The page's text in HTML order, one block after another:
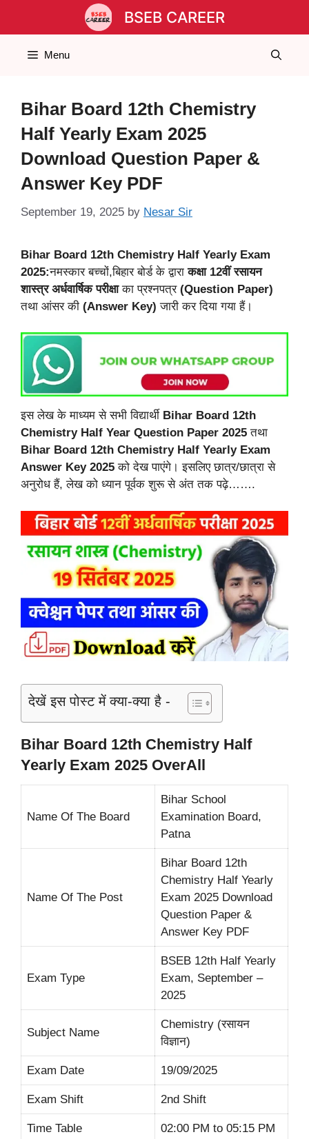
BSEB CAREER
Menu
Bihar Board 12th Chemistry
Half Yearly Exam 2025
Download Question Paper &
Answer Key PDF
September 19, 2025 by Nesar Sir
Bihar Board 12th Chemistry Half Yearly Exam
2025:नमस्कार बच्चों,बिहार बोर्ड के द्वाराकक्षा 12वीं रसायन
शास्त्र अर्धवार्षिक परीक्षाका प्रश्नपत्र(Question Paper)
तथा आंसर की (Answer Key)जारी कर दिया गया हैं।
इस लेख के माध्यम से सभी विद्यार्थी Bihar Board 12th
Chemistry Half Year Question Paper 2025 तथा
Bihar Board 12th Chemistry Half Yearly Exam
Answer Key 2025 को देख पाएंगे। इसलिए छात्र/छात्रा से
अनुरोध हैं, लेख को ध्यान पूर्वक शुरू से अंत तक पढ़े…….
देखें इस पोस्ट में क्या-क्या है -
Bihar Board 12th Chemistry Half
Yearly Exam 2025 OverAll
Name Of The Board
Bihar School
Examination Board,
Patna
Name Of The Post
Bihar Board 12th
Chemistry Half Yearly
Exam 2025 Download
Question Paper &
Answer Key PDF
Exam Type
BSEB 12th Half Yearly
Exam, September –
2025
Subject Name
Chemistry (रसायन
विज्ञान)
Exam Date 19/09/2025
Exam Shift 2nd Shift
Time Table 02:00 PM to 05:15 PM